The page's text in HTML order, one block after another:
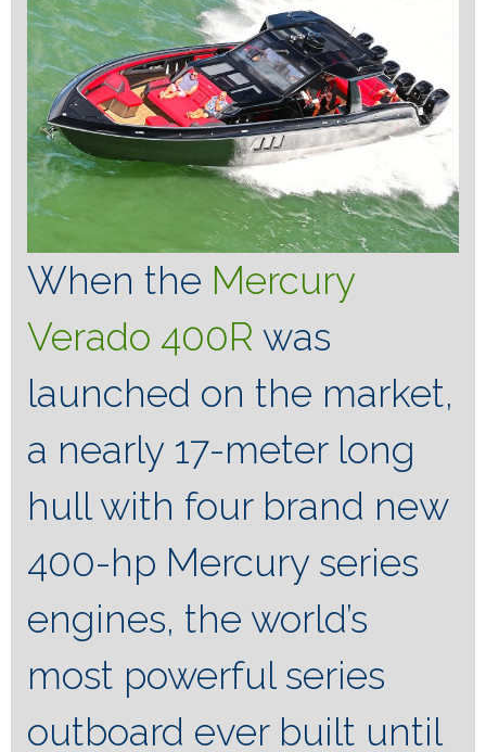
When the Mercury
Verado 400R was
launched on the market,
a nearly 17-meter long
hull with four brand new
400-hp Mercury series
engines, the world’s
most powerful series
outboard ever built until